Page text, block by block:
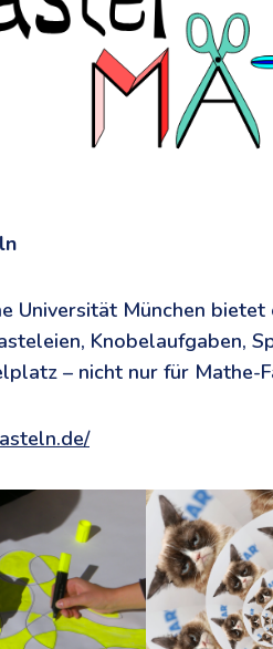
Universität München
Knobelaufgaben,
– nicht nur für Mathe-